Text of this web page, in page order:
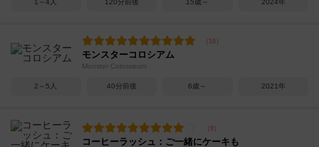
1～4人 120分前後 15歳～ 2024年
モンスターコロシアム
Monster Colosseum
2～5人 40分前後 6歳～ 2021年
コーヒーラッシュ：ご一緒にケーキも